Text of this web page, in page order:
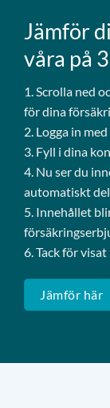
Jämför
våra på
1. Scrolla ned
för dina
2. Logga in
3. Fyll i dina
4. Nu ser du
automatiskt
5. Innehållet
6. Tack för
Jämför här